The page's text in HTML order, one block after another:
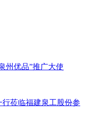
州优品”推广大使
莅临福建泉工股份参